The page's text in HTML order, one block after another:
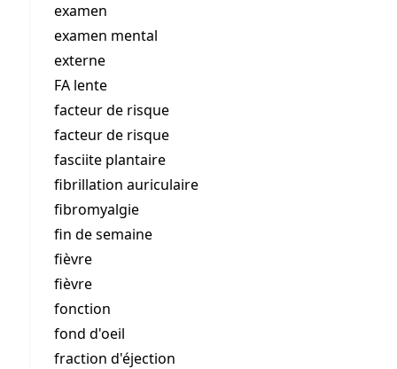
examen
examen mental
externe
FA lente
facteur de risque
facteur de risque
fasciite plantaire
fibrillation auriculaire
fibromyalgie
fin de semaine
fièvre
fièvre
fonction
fond d'oeil
fraction d'éjection